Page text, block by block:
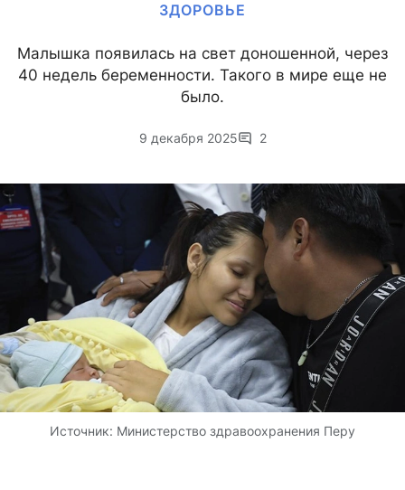
ЗДОРОВЬЕ
Малышка появилась на свет доношенной, через
40 недель беременности. Такого в мире еще не
было.
9 декабря 2025 2
Источник: Министерство здравоохранения Перу